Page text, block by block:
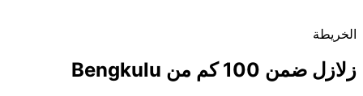
الخريطة
زلازل ضمن 100 كم من Bengkulu